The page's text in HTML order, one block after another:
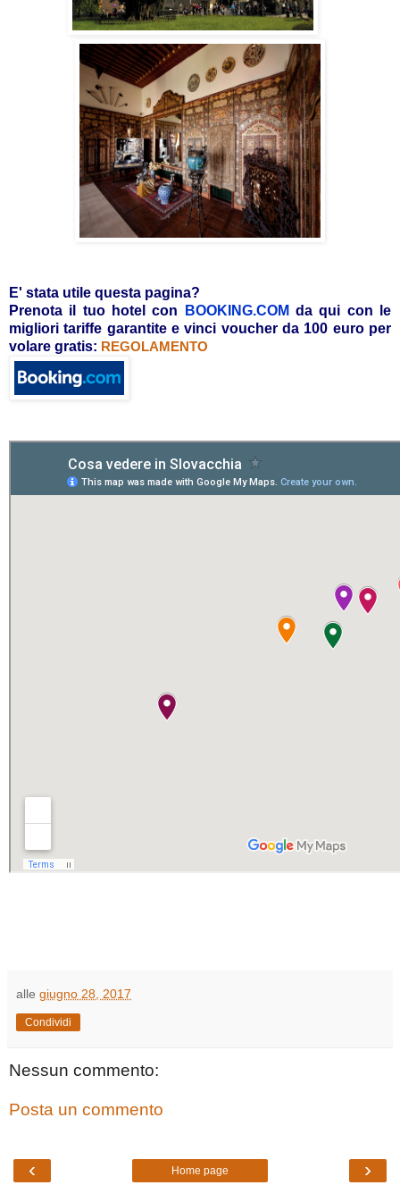
E' stata utile questa pagina?
Prenota il tuo hotel con
BOOKING.COM da qui con le
migliori tariffe garantite e vinci voucher da 100 euro per
volare gratis: REGOLAMENTO
alle giugno 28, 2017
Condividi
Nessun commento:
Posta un commento
‹ ›
Home page